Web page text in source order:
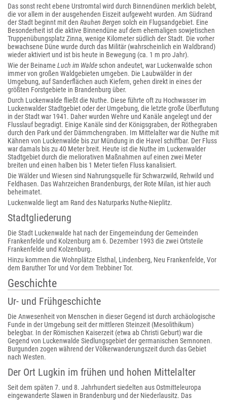
Das sonst recht ebene Urstromtal wird durch Binnendünen merklich belebt,
die vor allem in der ausgehenden Eiszeit aufgeweht wurden. Am Südrand
der Stadt beginnt mit den Rauhen Bergen solch ein Flugsandgebiet. Eine
Besonderheit ist die aktive Binnendüne auf dem ehemaligen sowjetischen
Truppenübungsplatz Zinna, wenige Kilometer südlich der Stadt. Die vorher
bewachsene Düne wurde durch das Militär (wahrscheinlich ein Waldbrand)
wieder aktiviert und ist bis heute in Bewegung (ca. 1 m pro Jahr).
Wie der Beiname Luch im Walde schon andeutet, war Luckenwalde schon
immer von großen Waldgebieten umgeben. Die Laubwälder in der
Umgebung, auf Sanderflächen auch Kiefern, gehen direkt in eines der
größten Forstgebiete in Brandenburg über.
Durch Luckenwalde fließt die Nuthe. Diese führte oft zu Hochwasser im
Luckenwalder Stadtgebiet oder der Umgebung, die letzte große Überflutung
in der Stadt war 1941. Daher wurden Wehre und Kanäle angelegt und der
Flusslauf begradigt. Einige Kanäle sind der Königsgraben, der Röthegraben
durch den Park und der Dämmchengraben. Im Mittelalter war die Nuthe mit
Kähnen von Luckenwalde bis zur Mündung in die Havel schiffbar. Der Fluss
war damals bis zu 40 Meter breit. Heute ist die Nuthe im Luckenwalder
Stadtgebiet durch die meliorativen Maßnahmen auf einen zwei Meter
breiten und einen halben bis 1 Meter tiefen Fluss kanalisiert.
Die Wälder und Wiesen sind Nahrungsquelle für Schwarzwild, Rehwild und
Feldhasen. Das Wahrzeichen Brandenburgs, der Rote Milan, ist hier auch
beheimatet.
Luckenwalde liegt am Rand des Naturparks Nuthe-Nieplitz.
Stadtgliederung
Die Stadt Luckenwalde hat nach der Eingemeindung der Gemeinden
Frankenfelde und Kolzenburg am 6. Dezember 1993 die zwei Ortsteile
Frankenfelde und Kolzenburg.
Hinzu kommen die Wohnplätze Elsthal, Lindenberg, Neu Frankenfelde, Vor
dem Baruther Tor und Vor dem Trebbiner Tor.
Geschichte
Ur- und Frühgeschichte
Die Anwesenheit von Menschen in dieser Gegend ist durch archäologische
Funde in der Umgebung seit der mittleren Steinzeit (Mesolithikum)
belegbar. In der Römischen Kaiserzeit (etwa ab Christi Geburt) war die
Gegend von Luckenwalde Siedlungsgebiet der germanischen Semnonen.
Burgunden zogen während der Völkerwanderungszeit durch das Gebiet
nach Westen.
Der Ort Lugkin im frühen und hohen Mittelalter
Seit dem späten 7. und 8. Jahrhundert siedelten aus Ostmitteleuropa
eingewanderte Slawen in Brandenburg und der Niederlausitz. Das